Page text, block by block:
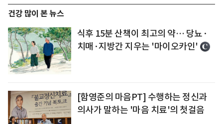
건강 많이 본 뉴스
식후 15분 산책이 최고의 약… 당뇨·
치매·지방간 지우는 '마이오카인'
[함영준의 마음PT] 수행하는 정신과
의사가 말하는 '마음 치료'의 첫걸음